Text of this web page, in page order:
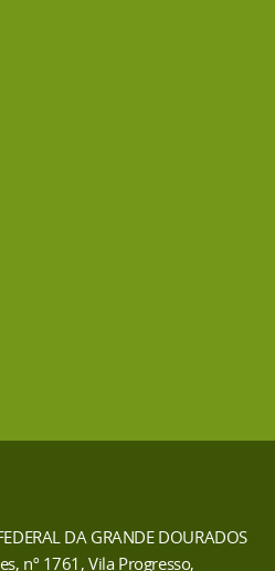
DA GRANDE DOURADOS
nº 1761, Vila Progresso,